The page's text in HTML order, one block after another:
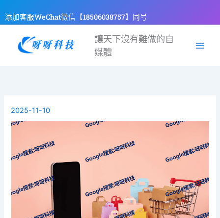
至
容
添加客服WeChat微信【18506038757】同号
讓天下沒有難做的自
媒體
2025-11-10